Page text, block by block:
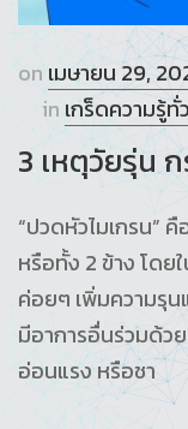
onเมษายน 29,
inเกร็ดความรู้ทั่
3 เหตุวัยรุ่น
“ปวดหัวไมเกรน”
หรือทั้ง 2 ข้าง โดย
ค่อยๆ เพิ่มความรุน
มีอาการอื่นร่วมด้วย
อ่อนแรง หรือชา